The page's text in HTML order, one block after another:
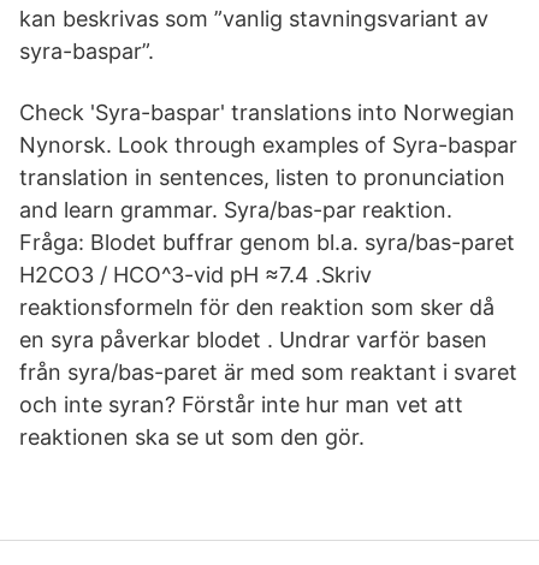
kan beskrivas som ”vanlig stavningsvariant av
syra-baspar”.
Check 'Syra-baspar' translations into Norwegian
Nynorsk. Look through examples of Syra-baspar
translation in sentences, listen to pronunciation
and learn grammar. Syra/bas-par reaktion.
Fråga: Blodet buffrar genom bl.a. syra/bas-paret
H2CO3 / HCO^3-vid pH ≈7.4 .Skriv
reaktionsformeln för den reaktion som sker då
en syra påverkar blodet . Undrar varför basen
från syra/bas-paret är med som reaktant i svaret
och inte syran? Förstår inte hur man vet att
reaktionen ska se ut som den gör.